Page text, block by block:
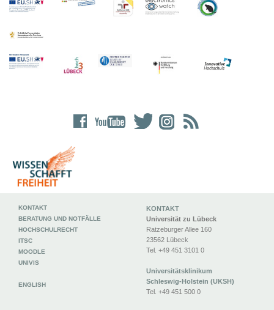
KONTAKT
Universität zu Lübeck
Ratzeburger Allee 160
23562 Lübeck
Tel. +49 451 3101 0
Universitätsklinikum
Schleswig-Holstein (UKSH)
Tel. +49 451 500 0
KONTAKT
BERATUNG UND NOTFÄLLE
HOCHSCHULRECHT
ITSC
MOODLE
UNIVIS
ENGLISH